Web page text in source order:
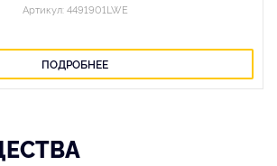
Артикул: 4491901LWE
ПОДРОБНЕЕ